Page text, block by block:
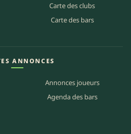
Carte des clubs
Carte des bars
ANNONCES
Annonces joueurs
Agenda des bars